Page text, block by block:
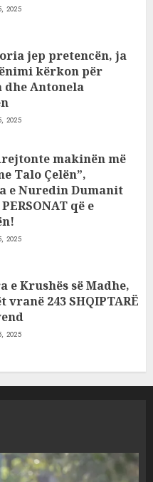
2025
jep pretencën, ja
kërkon për
dhe Antonela
2025
makinën më
Talo Çelën”,
e Nuredin Dumanit
që e
2025
e Krushës së Madhe,
vranë 243 SHQIPTARË
2025